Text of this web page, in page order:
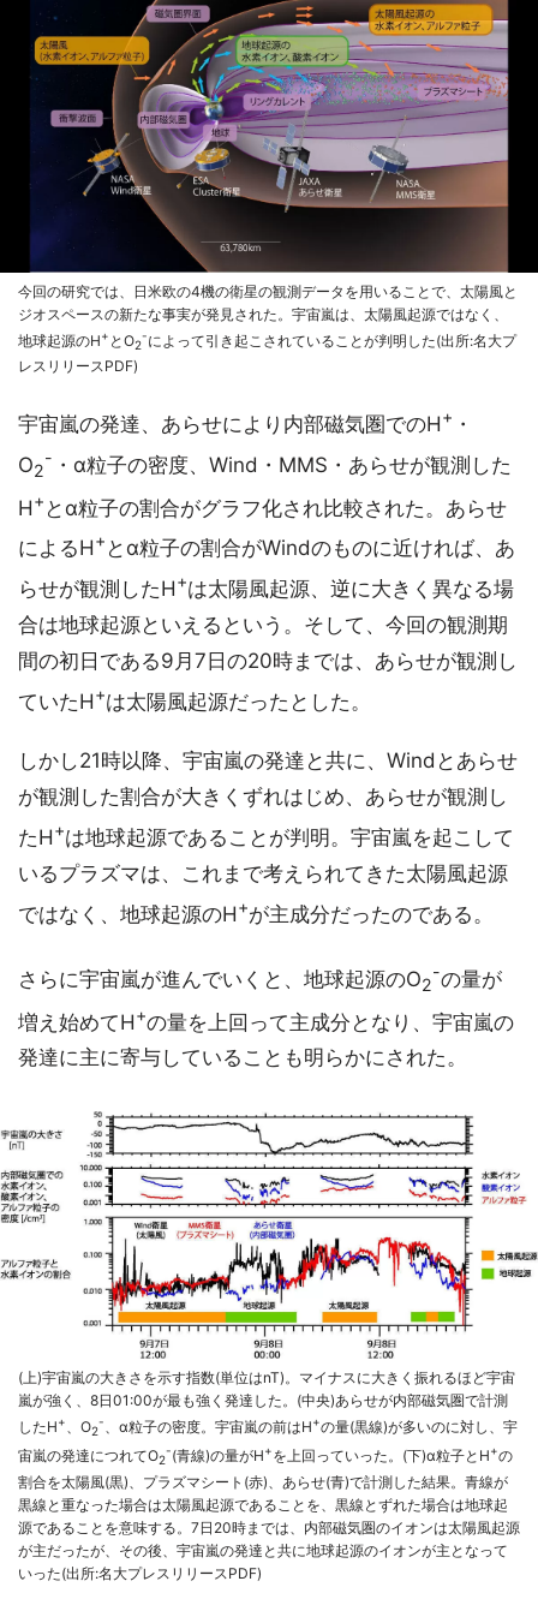
今回の研究では、日米欧の4機の衛星の観測データを用いることで、太陽風と
ジオスペースの新たな事実が発見された。宇宙嵐は、太陽風起源ではなく、
地球起源のH+ とO2
-によって引き起こされていることが判明した(出所:名大プ
レスリリースPDF)
宇宙嵐の発達、あらせにより内部磁気圏でのH+ ・
O2
- ・α粒子の密度、Wind・MMS・あらせが観測した
H+ とα粒子の割合がグラフ化され比較された。あらせ
によるH+ とα粒子の割合がWindのものに近ければ、あ
らせが観測したH+は太陽風起源、逆に大きく異なる場
合は地球起源といえるという。そして、今回の観測期
間の初日である9月7日の20時までは、あらせが観測し
ていたH+は太陽風起源だったとした。
しかし21時以降、宇宙嵐の発達と共に、Windとあらせ
が観測した割合が大きくずれはじめ、あらせが観測し
たH+は地球起源であることが判明。宇宙嵐を起こして
いるプラズマは、これまで考えられてきた太陽風起源
ではなく、地球起源のH+が主成分だったのである。
さらに宇宙嵐が進んでいくと、地球起源のO2
-の量が
増え始めてH+の量を上回って主成分となり、宇宙嵐の
発達に主に寄与していることも明らかにされた。
(上)宇宙嵐の大きさを示す指数(単位はnT)。マイナスに大きく振れるほど宇宙
嵐が強く、8日01:00が最も強く発達した。(中央)あらせが内部磁気圏で計測
したH+ 、O2
- 、α粒子の密度。宇宙嵐の前はH+の量(黒線)が多いのに対し、宇
宙嵐の発達につれてO2
-(青線)の量がH+を上回っていった。(下)α粒子とH+の
割合を太陽風(黒)、プラズマシート(赤)、あらせ(青)で計測した結果。青線が
黒線と重なった場合は太陽風起源であることを、黒線とずれた場合は地球起
源であることを意味する。7日20時までは、内部磁気圏のイオンは太陽風起源
が主だったが、その後、宇宙嵐の発達と共に地球起源のイオンが主となって
いった(出所:名大プレスリリースPDF)